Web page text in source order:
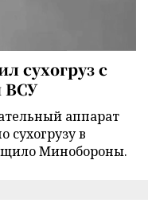
сухогруз с
ВСУ
аппарат
сухогрузу в
Минобороны.